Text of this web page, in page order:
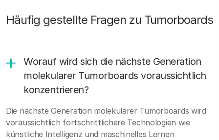
Häufig gestellte Fragen zu Tumorboards
Worauf wird sich die nächste Generation
molekularer Tumorboards voraussichtlich
konzentrieren?
Die nächste Generation molekularer Tumorboards wird
voraussichtlich fortschrittlichere Technologien wie
künstliche Intelligenz und maschinelles Lernen